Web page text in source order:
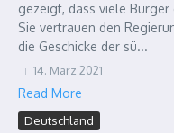
gezeigt, dass viele
Sie vertrauen den
die Geschicke der sü...
14. März 2021
Read More
Deutschland